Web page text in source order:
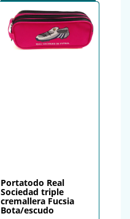
Portatodo Real
Sociedad triple
cremallera Fucsia
Bota/escudo